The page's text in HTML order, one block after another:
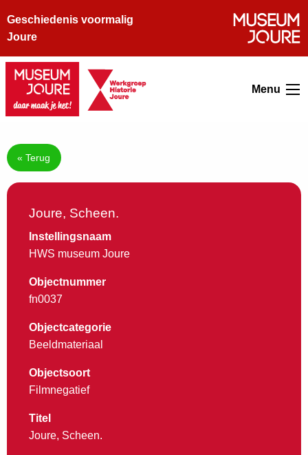
Geschiedenis voormalig
Joure
Menu
« Terug
Joure, Scheen.
Instellingsnaam
HWS museum Joure
Objectnummer
fn0037
Objectcategorie
Beeldmateriaal
Objectsoort
Filmnegatief
Titel
Joure, Scheen.